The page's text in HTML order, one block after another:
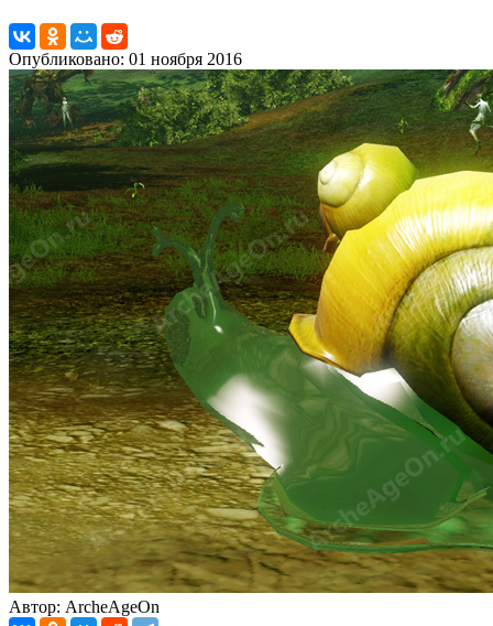
Опубликовано: 01 ноября 2016
Автор: ArcheAgeOn